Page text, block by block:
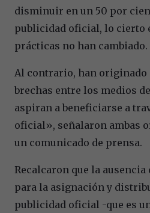
disminuir en un 50 por
publicidad oficial, lo cierto
prácticas no han cambiado.
Al contrario, han originado
brechas entre los medios
aspiran a beneficiarse a
oficial», señalaron ambas
un comunicado de prensa.
Recalcaron que la
para la asignación y
publicidad oficial -que es